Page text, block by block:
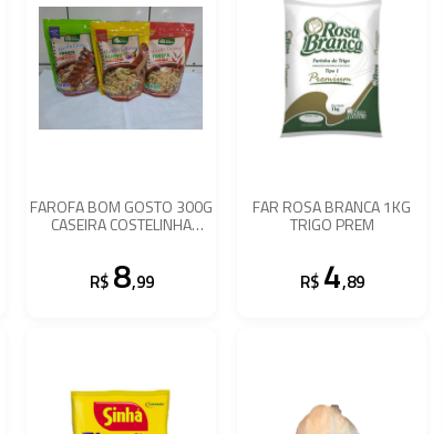
FAROFA BOM GOSTO 300G
CASEIRA COSTELINHA
R$ 8,99
FAR ROSA BRANCA 1KG
TRIGO PREM
R$ 4,89